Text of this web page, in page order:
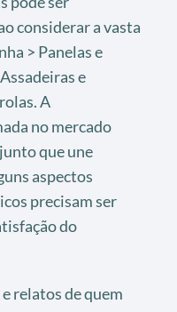
considerar a vasta
> Panelas e
e
A
no mercado
que une
aspectos
precisam ser
do
relatos de quem